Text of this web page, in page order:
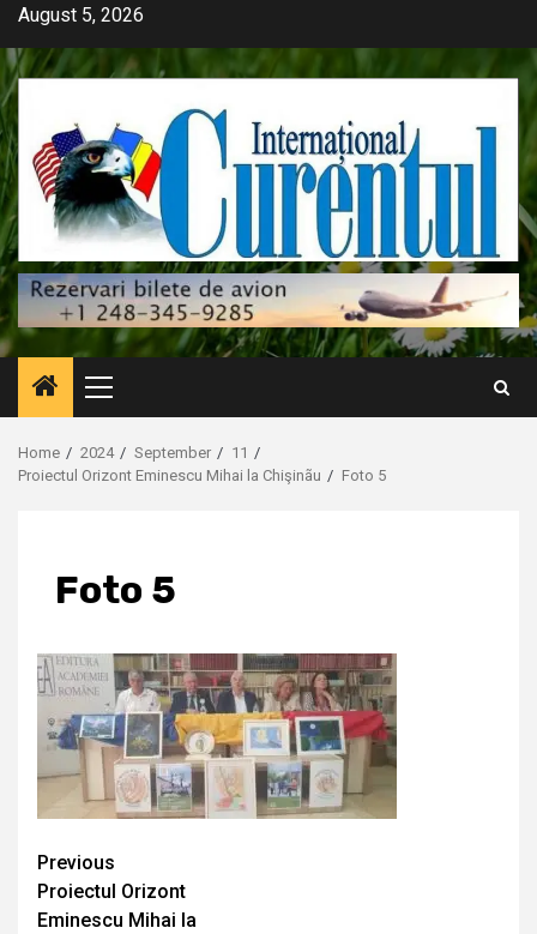
Skip
content
August 5, 2026
Primary
Menu
Home 2024 September
11
Proiectul Orizont Eminescu Mihai la Chişinãu
Foto 5
Foto 5
Continue
Reading
Previous
Proiectul Orizont
Eminescu Mihai la